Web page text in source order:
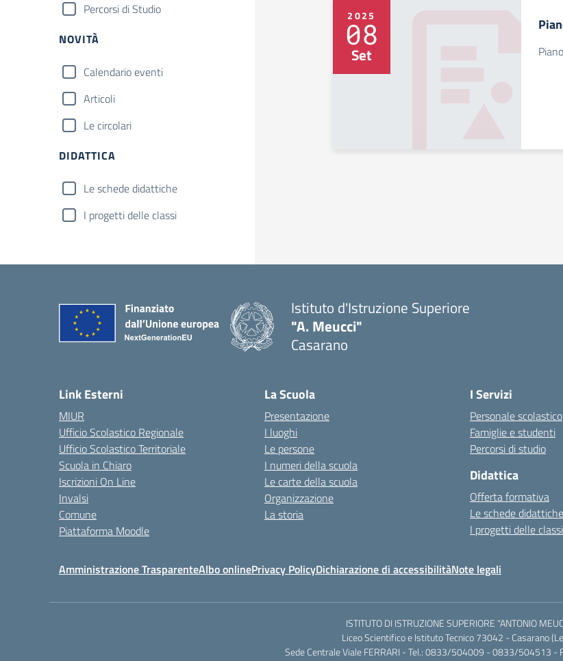
Percorsi di Studio
NOVITÀ
Calendario eventi
Articoli
Le circolari
DIDATTICA
Le schede didattiche
I progetti delle classi
2025
08
Set
Istituto d'Istruzione Superiore
"A. Meucci"
Casarano
Link Esterni
MIUR
Ufficio Scolastico Regionale
Ufficio Scolastico Territoriale
Scuola in Chiaro
Iscrizioni On Line
Invalsi
Comune
Piattaforma Moodle
La Scuola
Presentazione
I luoghi
Le persone
I numeri della scuola
Le carte della scuola
Organizzazione
La storia
I Servizi
Personale scolastico
Famiglie e studenti
Percorsi di studio
Didattica
Offerta formativa
Le schede didattiche
I progetti delle classi
Amministrazione TrasparenteAlbo onlinePrivacy PolicyDichiarazione di accessibilitàNote legali
ISTITUTO DI ISTRUZIONE SUPERIORE “ANTONIO
Liceo Scientifico e Istituto Tecnico 73042 - Casarano
Sede Centrale Viale FERRARI - Tel.: 0833/504009 - 0833/504513 -